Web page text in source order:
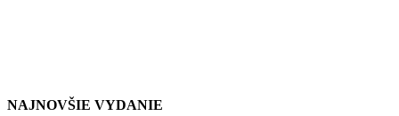
NAJNOVŠIE VYDANIE